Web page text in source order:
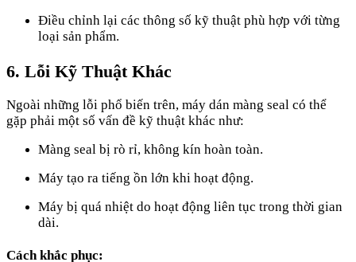
Điều chỉnh lại các thông số kỹ thuật phù hợp với từng
loại sản phẩm.
6. Lỗi Kỹ Thuật Khác
Ngoài những lỗi phổ biến trên, máy dán màng seal có thể
gặp phải một số vấn đề kỹ thuật khác như:
Màng seal bị rò rỉ, không kín hoàn toàn.
Máy tạo ra tiếng ồn lớn khi hoạt động.
Máy bị quá nhiệt do hoạt động liên tục trong thời gian
dài.
Cách khắc phục: